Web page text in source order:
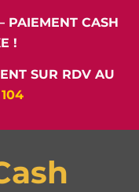
PAIEMENT CASH
!
SUR RDV AU